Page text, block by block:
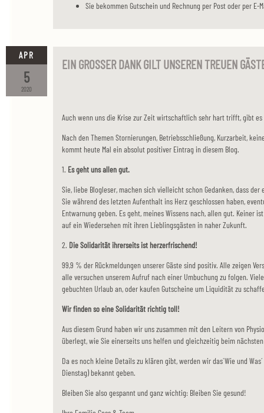
Sie bekommen Gutschein und Rechnung per Post oder per
2020
5
APR
EIN GROSSER DANK GILT UNSEREN TREUEN
Auch wenn uns die Krise zur Zeit wirtschaftlich sehr hart trifft, gibt
Nach den Themen Stornierungen, Betriebsschließung, Kurzarbeit,
kommt heute Mal ein absolut positiver Eintrag in diesem Blog.
1. Es geht uns allen gut.
Sie, liebe Blogleser, machen sich vielleicht schon Gedanken, dass
Sie während des letzten Aufenthalt ins Herz geschlossen haben,
Entwarnung geben. Es geht, meines Wissens nach, allen gut. Keiner
auf ein Wiedersehen mit ihren Lieblingsgästen in naher Zukunft.
2. Die Solidarität ihrerseits ist herzerfrischend!
99,9 % der Rückmeldungen unserer Gäste sind positiv. Alle zeigen
alle versuchen unserem Aufruf nach einer Umbuchung zu folgen.
gebuchten Urlaub an, oder kaufen Gutscheine um Liquidität zu
Wir finden so eine Solidarität richtig toll!
Aus diesem Grund haben wir uns zusammen mit den Leitern von
überlegt, wie Sie einerseits uns helfen und gleichzeitig beim
Da es noch kleine Details zu klären gibt, werden wir das´Wie und
Dienstag) bekannt geben.
Bleiben Sie also gespannt und ganz wichtig: Bleiben Sie gesund!